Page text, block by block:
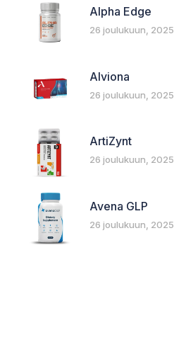
Alpha Edge
26 joulukuun, 2025
Alviona
26 joulukuun, 2025
ArtiZynt
26 joulukuun, 2025
Avena GLP
26 joulukuun, 2025